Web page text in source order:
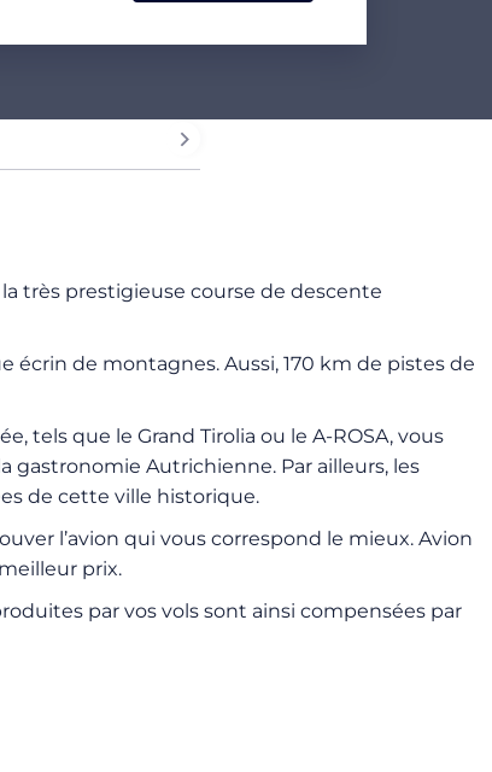
très prestigieuse course de descente
de montagnes. Aussi, 170 km de pistes de
tels que le Grand Tirolia ou le A-ROSA, vous
gastronomie Autrichienne. Par ailleurs, les
de cette ville historique.
l’avion qui vous correspond le mieux. Avion
prix.
par vos vols sont ainsi compensées par